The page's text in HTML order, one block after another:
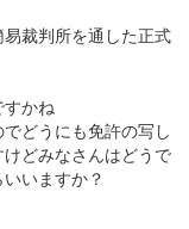
裁判所を通した正式
かね
どうにも免許の写し
どみなさんはどうで
いますか？